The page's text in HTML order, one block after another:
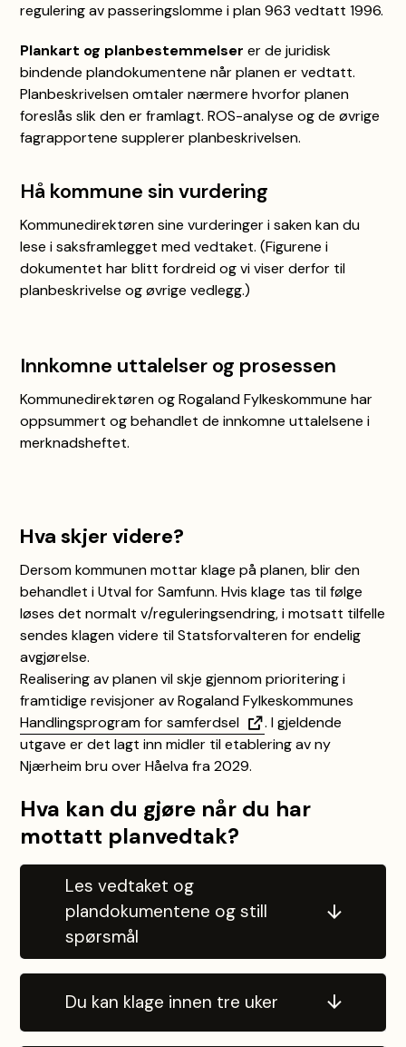
regulering av passeringslomme i plan 963 vedtatt 1996.
Plankart og planbestemmelser er de juridisk
bindende plandokumentene når planen er vedtatt.
Planbeskrivelsen omtaler nærmere hvorfor planen
foreslås slik den er framlagt. ROS-analyse og de øvrige
fagrapportene supplerer planbeskrivelsen.
Hå kommune sin vurdering
Kommunedirektøren sine vurderinger i saken kan du
lese i saksframlegget med vedtaket. (Figurene i
dokumentet har blitt fordreid og vi viser derfor til
planbeskrivelse og øvrige vedlegg.)
Innkomne uttalelser og prosessen
Kommunedirektøren og Rogaland Fylkeskommune har
oppsummert og behandlet de innkomne uttalelsene i
merknadsheftet.
Hva skjer videre?
Dersom kommunen mottar klage på planen, blir den
behandlet i Utval for Samfunn. Hvis klage tas til følge
løses det normalt v/reguleringsendring, i motsatt tilfelle
sendes klagen videre til Statsforvalteren for endelig
avgjørelse.
Realisering av planen vil skje gjennom prioritering i
framtidige revisjoner av Rogaland Fylkeskommunes
Handlingsprogram for samferdsel
. I gjeldende
utgave er det lagt inn midler til etablering av ny
Njærheim bru over Håelva fra 2029.
Hva kan du gjøre når du har
mottatt planvedtak?
Les vedtaket og
plandokumentene og still
spørsmål
Du kan klage innen tre uker